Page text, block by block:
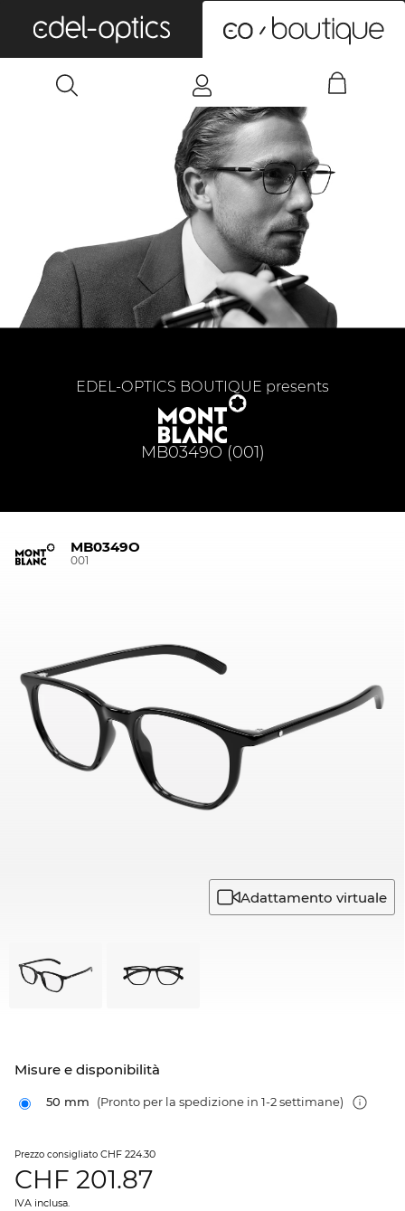
MB0349O (001)
EDEL-OPTICS BOUTIQUE presents
MB0349O
001
Adattamento virtuale
Misure e disponibilità
50 mm (Pronto per la spedizione in 1-2 settimane)
Prezzo consigliato CHF 224.30
CHF 201.87
IVA inclusa.